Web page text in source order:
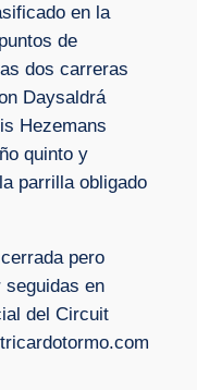
en la
de
dos carreras
Daysaldrá
Hezemans
quinto y
parrilla obligado
pero
en
del Circuit